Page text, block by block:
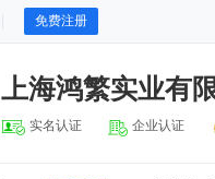
免费注册
上海鸿繁实业有
实名认证 企业认证